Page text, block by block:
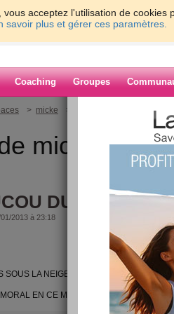
acceptez l'utilisation de cookies
savoir plus et gérer ces paramètres.
Coaching Groupes
> micke > COUCOU DU SAMEDI
micke
DU SAMEDI
2013 à 23:18
SOUS LA NEIGE DEPUIS UNE SEMAINE.
EN CE MOMENT ET LE TEMPS